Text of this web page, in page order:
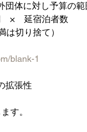
団体に対し予算の
×　延宿泊者数
は切り捨て）
blank-1
拡張性
す。